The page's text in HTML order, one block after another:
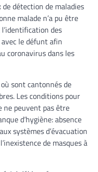
détection de maladies
malade n’a pu être
des
le défunt afin
coronavirus dans les
sont cantonnés de
Les conditions pour
ne peuvent pas être
d’hygiène: absence
systèmes d’évacuation
de masques à